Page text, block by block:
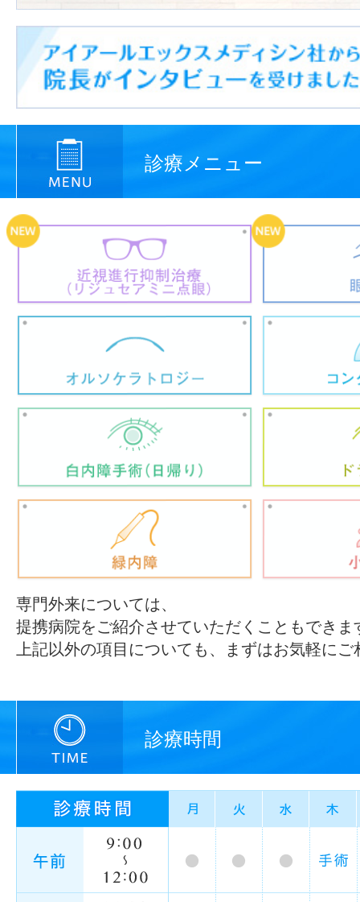
診療メニュー
専門外来については、
提携病院をご紹介させていただくこともできま
上記以外の項目についても、まずはお気軽に
診療時間